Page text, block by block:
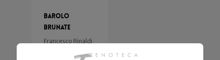
Barolo
Brunate
Francesco Rinaldi